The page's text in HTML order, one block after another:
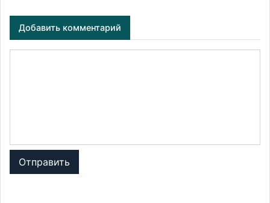
Добавить комментарий
Отправить